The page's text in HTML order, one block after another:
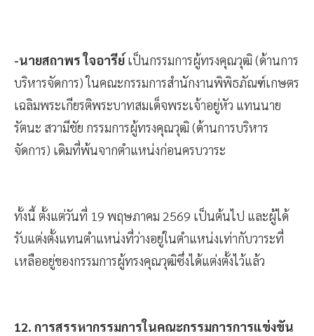
-นายสถาพร ใจอารีย์ เป็นกรรมการผู้ทรงคุณวุฒิ (ด้านการ
บริหารจัดการ) ในคณะกรรมการสำนักงานพิพิธภัณฑ์เกษตร
เฉลิมพระเกียรติพระบาทสมเด็จพระเจ้าอยู่หัว แทนนาย
รัตนะ สวามีชัย กรรมการผู้ทรงคุณวุฒิ (ด้านการบริหาร
จัดการ) เดิมที่พ้นจากตำแหน่งก่อนครบวาระ
ทั้งนี้ ตั้งแต่วันที่ 19 พฤษภาคม 2569 เป็นต้นไป และผู้ได้
รับแต่งตั้งแทนตำแหน่งที่ว่างอยู่ในตำแหน่งเท่ากับวาระที่
เหลืออยู่ของกรรมการผู้ทรงคุณวุฒิซึ่งได้แต่งตั้งไว้แล้ว
12. การสรรหากรรมการในคณะกรรมการการแข่งขัน